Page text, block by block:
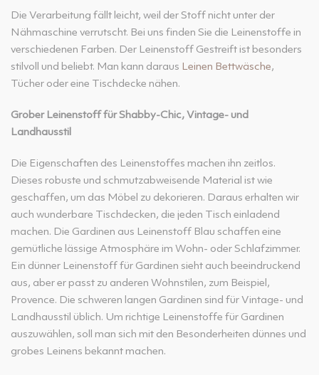
Die Verarbeitung fällt leicht, weil der Stoff nicht unter der
Nähmaschine verrutscht. Bei uns finden Sie die Leinenstoffe in
verschiedenen Farben. Der Leinenstoff Gestreift ist besonders
stilvoll und beliebt. Man kann daraus Leinen Bettwäsche,
Tücher oder eine Tischdecke nähen.
Grober Leinenstoff für Shabby-Chic, Vintage- und
Landhausstil
Die Eigenschaften des Leinenstoffes machen ihn zeitlos.
Dieses robuste und schmutzabweisende Material ist wie
geschaffen, um das Möbel zu dekorieren. Daraus erhalten wir
auch wunderbare Tischdecken, die jeden Tisch einladend
machen. Die Gardinen aus Leinenstoff Blau schaffen eine
gemütliche lässige Atmosphäre im Wohn- oder Schlafzimmer.
Ein dünner Leinenstoff für Gardinen sieht auch beeindruckend
aus, aber er passt zu anderen Wohnstilen, zum Beispiel,
Provence. Die schweren langen Gardinen sind für Vintage- und
Landhausstil üblich. Um richtige Leinenstoffe für Gardinen
auszuwählen, soll man sich mit den Besonderheiten dünnes und
grobes Leinens bekannt machen.